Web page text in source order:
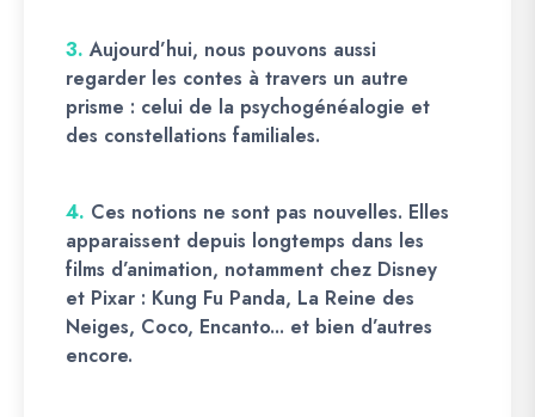
3. Aujourd’hui, nous pouvons aussi
regarder les contes à travers un autre
prisme : celui de la psychogénéalogie et
des constellations familiales.
4. Ces notions ne sont pas nouvelles. Elles
apparaissent depuis longtemps dans les
films d’animation, notamment chez Disney
et Pixar : Kung Fu Panda, La Reine des
Neiges, Coco, Encanto... et bien d’autres
encore.